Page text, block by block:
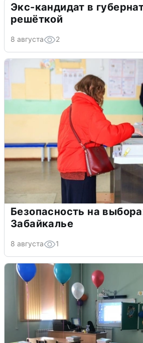
Экс-кандидат в
решёткой
8 августа 2
Безопасность на
Забайкалье
8 августа 1